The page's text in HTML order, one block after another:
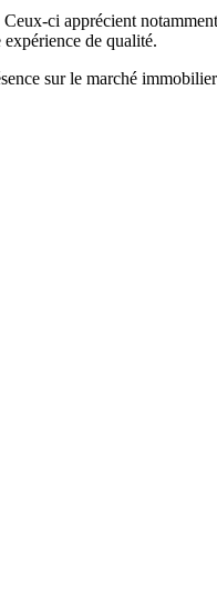
ci apprécient
de qualité.
sur le marché